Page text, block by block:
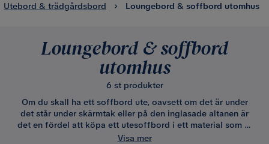
Utebord & trädgårdsbord Loungebord & soffbord utomhus
Loungebord & soffbord
utomhus
6 st produkter
Om du skall ha ett soffbord ute, oavsett om det är under
det står under skärmtak eller på den inglasade altanen är
det en fördel att köpa ett utesoffbord i ett material som är
tåligt mot lite fukt. För detta ändamål kan vi tillhandahålla
Visa mer